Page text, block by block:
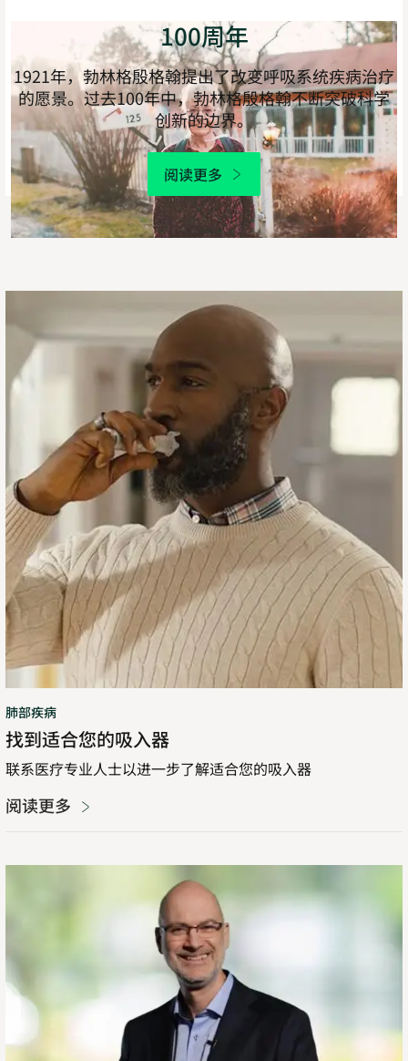
100周年
1921年，勃林格殷格翰提出了改变呼吸系统疾病治疗
的愿景。过去100年中，勃林格殷格翰不断突破科学
创新的边界。
阅读更多
到
您
器
肺部疾病
找到适合您的吸入器
联系医疗专业人士以进一步了解适合您的吸入器
阅读更多
疾
病